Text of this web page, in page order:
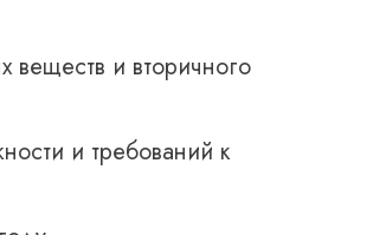
веществ и вторичного
и требований к